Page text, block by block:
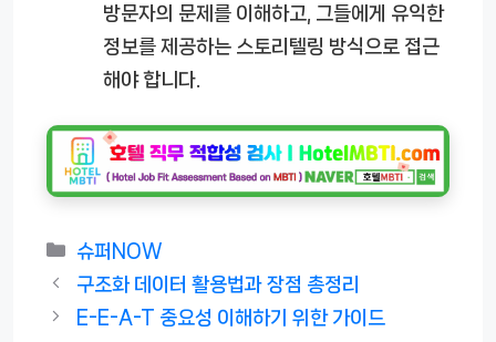
방문자의 문제를 이해하고, 그들에게 유익한
정보를 제공하는 스토리텔링 방식으로 접근
해야 합니다.
카
테
리
슈퍼NOW
구조화 데이터 활용법과 장점 총정리
E-E-A-T 중요성 이해하기 위한 가이드